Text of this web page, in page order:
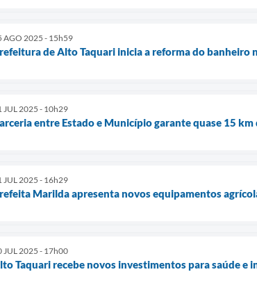
AGO 2025 - 15h59
de Alto Taquari inicia a reforma do banheiro
JUL 2025 - 10h29
entre Estado e Município garante quase 15
JUL 2025 - 16h29
Marilda apresenta novos equipamentos
JUL 2025 - 17h00
Taquari recebe novos investimentos para saúde